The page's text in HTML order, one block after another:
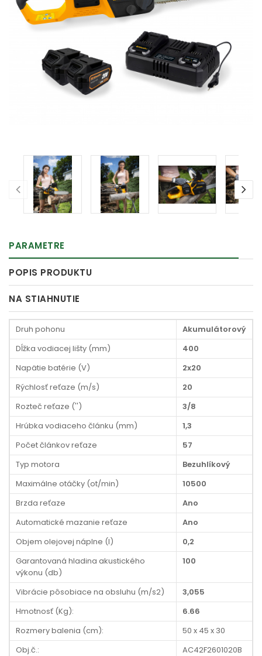
PARAMETRE
POPIS PRODUKTU
NA STIAHNUTIE
Druh pohonu
Akumulátorový
Dĺžka vodiacej lišty (mm)
400
Napätie batérie (V)
2x20
Rýchlosť reťaze (m/s)
20
Rozteč reťaze ('')
3/8
Hrúbka vodiaceho článku (mm)
1,3
Počet článkov reťaze
57
Typ motora
Bezuhlíkový
Maximálne otáčky (ot/min)
10500
Brzda reťaze
Ano
Automatické mazanie reťaze
Ano
Objem olejovej náplne (l)
0,2
Garantovaná hladina akustického
výkonu (db)
100
Vibrácie pôsobiace na obsluhu (m/s2)
3,055
Hmotnosť (Kg):
6.66
Rozmery balenia (cm):
50 x 45 x 30
Obj.č.:
AC42F2601020B